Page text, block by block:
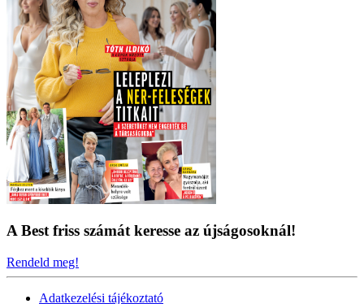
A Best friss számát keresse az újságosoknál!
Rendeld meg!
Adatkezelési tájékoztató